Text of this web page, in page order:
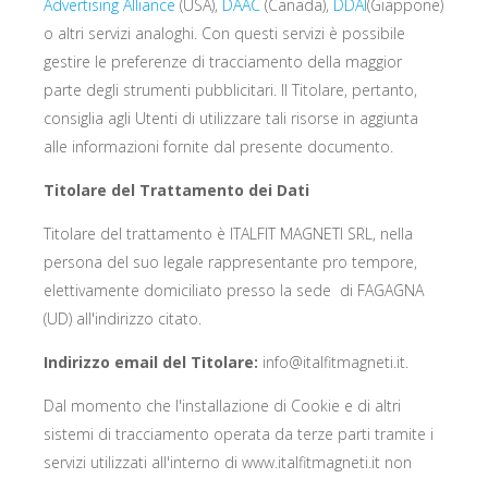
Advertising Alliance (USA), DAAC (Canada), DDAI(Giappone)
o altri servizi analoghi. Con questi servizi è possibile
gestire le preferenze di tracciamento della maggior
parte degli strumenti pubblicitari. Il Titolare, pertanto,
consiglia agli Utenti di utilizzare tali risorse in aggiunta
alle informazioni fornite dal presente documento.
Titolare del Trattamento dei Dati
Titolare del trattamento è ITALFIT MAGNETI SRL, nella
persona del suo legale rappresentante pro tempore,
elettivamente domiciliato presso la sede di FAGAGNA
(UD) all'indirizzo citato.
Indirizzo email del Titolare: info@italfitmagneti.it.
Dal momento che l'installazione di Cookie e di altri
sistemi di tracciamento operata da terze parti tramite i
servizi utilizzati all'interno di www.italfitmagneti.it non